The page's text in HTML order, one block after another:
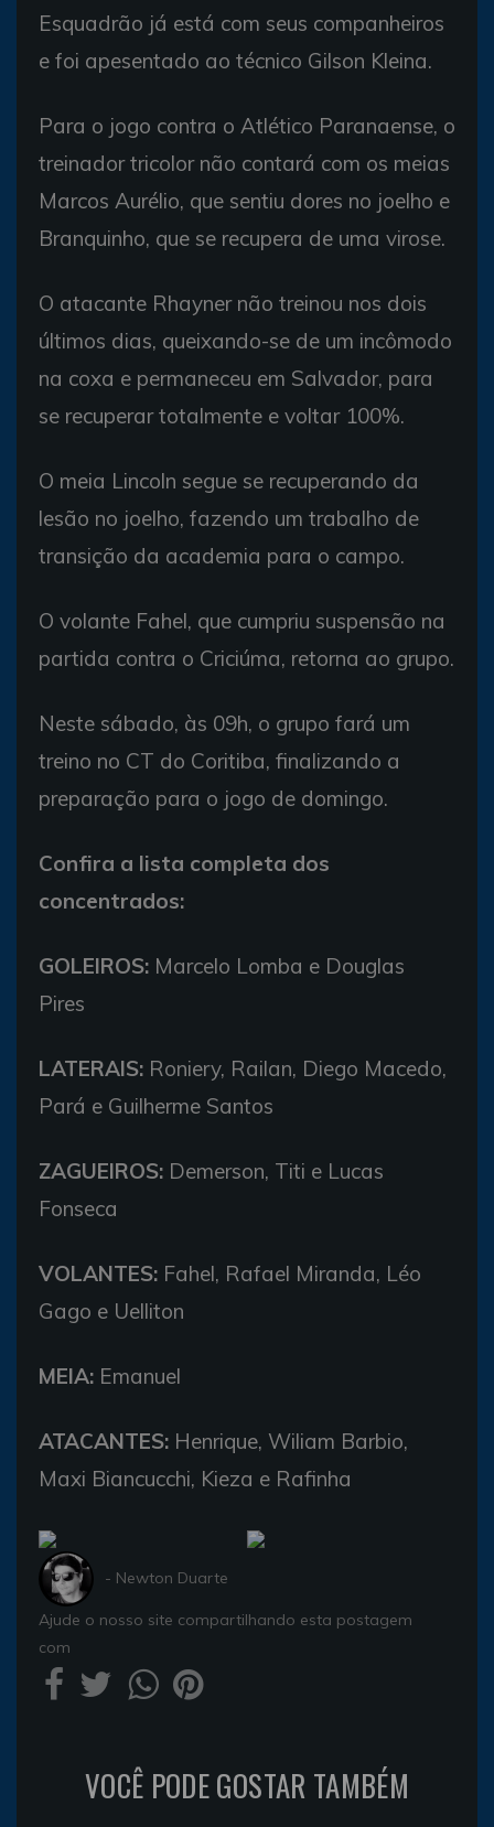
Esquadrão já está com seus companheiros
e foi apesentado ao técnico Gilson Kleina.
Para o jogo contra o Atlético Paranaense, o
treinador tricolor não contará com os meias
Marcos Aurélio, que sentiu dores no joelho e
Branquinho, que se recupera de uma virose.
O atacante Rhayner não treinou nos dois
últimos dias, queixando-se de um incômodo
na coxa e permaneceu em Salvador, para
se recuperar totalmente e voltar 100%.
O meia Lincoln segue se recuperando da
lesão no joelho, fazendo um trabalho de
transição da academia para o campo.
O volante Fahel, que cumpriu suspensão na
partida contra o Criciúma, retorna ao grupo.
Neste sábado, às 09h, o grupo fará um
treino no CT do Coritiba, finalizando a
preparação para o jogo de domingo.
Confira a lista completa dos
concentrados:
GOLEIROS: Marcelo Lomba e Douglas
Pires
LATERAIS: Roniery, Railan, Diego Macedo,
Pará e Guilherme Santos
ZAGUEIROS: Demerson, Titi e Lucas
Fonseca
VOLANTES: Fahel, Rafael Miranda, Léo
Gago e Uelliton
MEIA: Emanuel
ATACANTES: Henrique, Wiliam Barbio,
Maxi Biancucchi, Kieza e Rafinha
- Newton Duarte
Ajude o nosso site compartilhando esta postagem
com
VOCÊ PODE GOSTAR TAMBÉM